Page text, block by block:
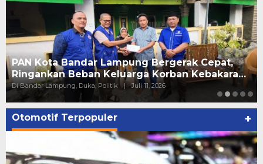
PAN Kota Bandar Lampung Bergerak Cepat,
Ringankan Beban Keluarga Korban Kebakara…
Di Bandar Lampung, Duka, Politik | Juli 11, 2026
Otomotif Terpopuler +